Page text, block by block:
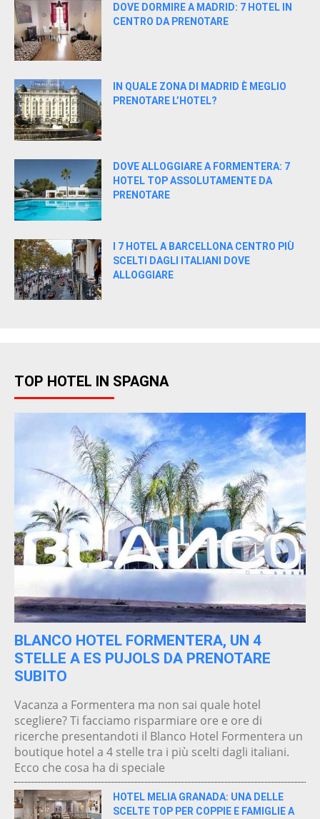
DOVE DORMIRE A MADRID: 7 HOTEL IN
CENTRO DA PRENOTARE
IN QUALE ZONA DI MADRID È MEGLIO
PRENOTARE L’HOTEL?
DOVE ALLOGGIARE A FORMENTERA: 7
HOTEL TOP ASSOLUTAMENTE DA
PRENOTARE
I 7 HOTEL A BARCELLONA CENTRO PIÙ
SCELTI DAGLI ITALIANI DOVE
ALLOGGIARE
TOP HOTEL IN SPAGNA
BLANCO HOTEL FORMENTERA, UN 4
STELLE A ES PUJOLS DA PRENOTARE
SUBITO
Vacanza a Formentera ma non sai quale hotel
scegliere? Ti facciamo risparmiare ore e ore di
ricerche presentandoti il Blanco Hotel Formentera un
boutique hotel a 4 stelle tra i più scelti dagli italiani.
Ecco che cosa ha di speciale
HOTEL MELIA GRANADA: UNA DELLE
SCELTE TOP PER COPPIE E FAMIGLIE A